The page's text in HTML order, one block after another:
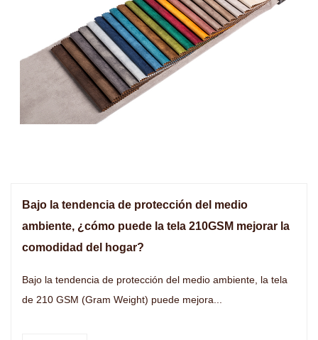
Bajo la tendencia de protección del medio
ambiente, ¿cómo puede la tela 210GSM mejorar la
comodidad del hogar?
Bajo la tendencia de protección del medio ambiente, la tela
de 210 GSM (Gram Weight) puede mejora...